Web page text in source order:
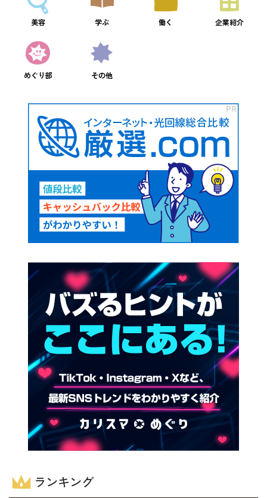
美容 学ぶ 働く 企業紹介
めぐり部 その他
ランキング